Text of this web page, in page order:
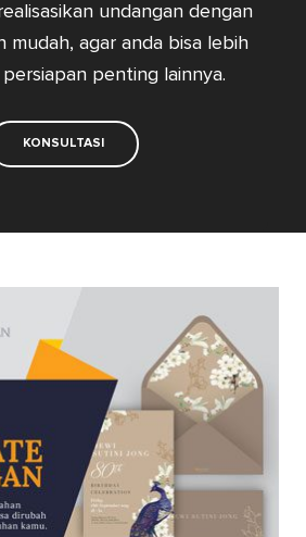
undangan dengan
mudah, agar anda bisa lebih
penting lainnya.
KONSULTASI